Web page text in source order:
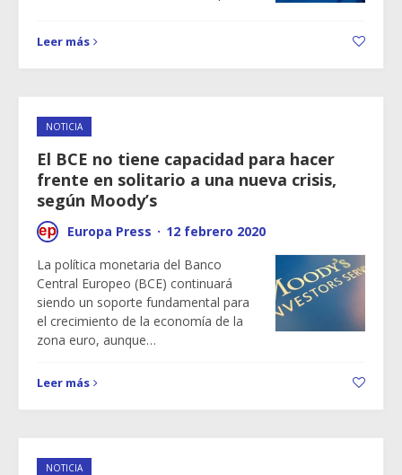
Leer más
NOTICIA
El BCE no tiene capacidad para hacer
frente en solitario a una nueva crisis,
según Moody’s
Europa Press · 12 febrero 2020
La política monetaria del Banco
Central Europeo (BCE) continuará
siendo un soporte fundamental para
el crecimiento de la economía de la
zona euro, aunque…
Leer más
NOTICIA